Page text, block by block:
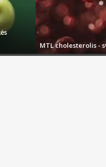
prekių, kurias turime
MTL cholesterolis -